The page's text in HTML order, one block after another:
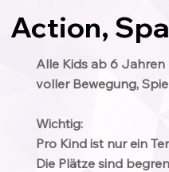
Action,
Alle Kids ab 6
voller Bewegung,
Wichtig:
Pro Kind ist nur ein
Die Plätze sind